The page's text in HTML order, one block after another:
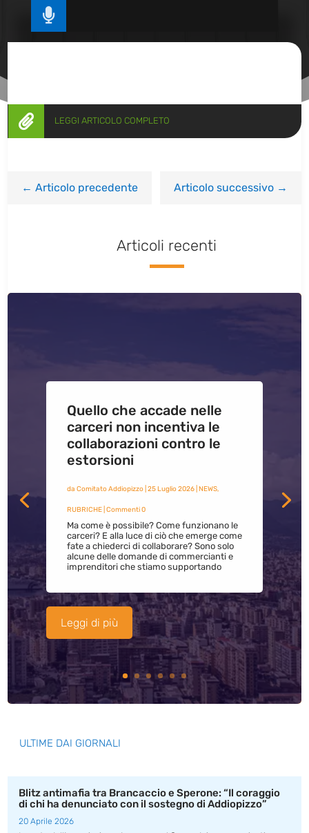

 LEGGI ARTICOLO COMPLETO
←Articolo precedente Articolo successivo→
Articoli recenti
Quello che accade nelle
carceri non incentiva le
collaborazioni contro le
estorsioni
da Comitato Addiopizzo| 25 Luglio 2026| NEWS,
RUBRICHE| Commenti 0
Ma come è possibile? Come funzionano le
carceri? E alla luce di ciò che emerge come
fate a chiederci di collaborare? Sono solo
alcune delle domande di commercianti e
imprenditori che stiamo supportando
Leggi di più
ULTIME DAI GIORNALI
Blitz antimafia tra Brancaccio e Sperone: “Il coraggio
di chi ha denunciato con il sostegno di Addiopizzo”
20 Aprile 2026